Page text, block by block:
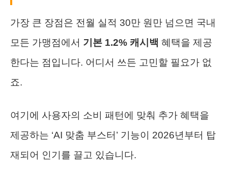
가장 큰 장점은 전월 실적 30만 원만 넘으면 국내
모든 가맹점에서 기본 1.2% 캐시백 혜택을 제공
한다는 점입니다. 어디서 쓰든 고민할 필요가 없
죠.
여기에 사용자의 소비 패턴에 맞춰 추가 혜택을
제공하는 ‘AI 맞춤 부스터’ 기능이 2026년부터 탑
재되어 인기를 끌고 있습니다.